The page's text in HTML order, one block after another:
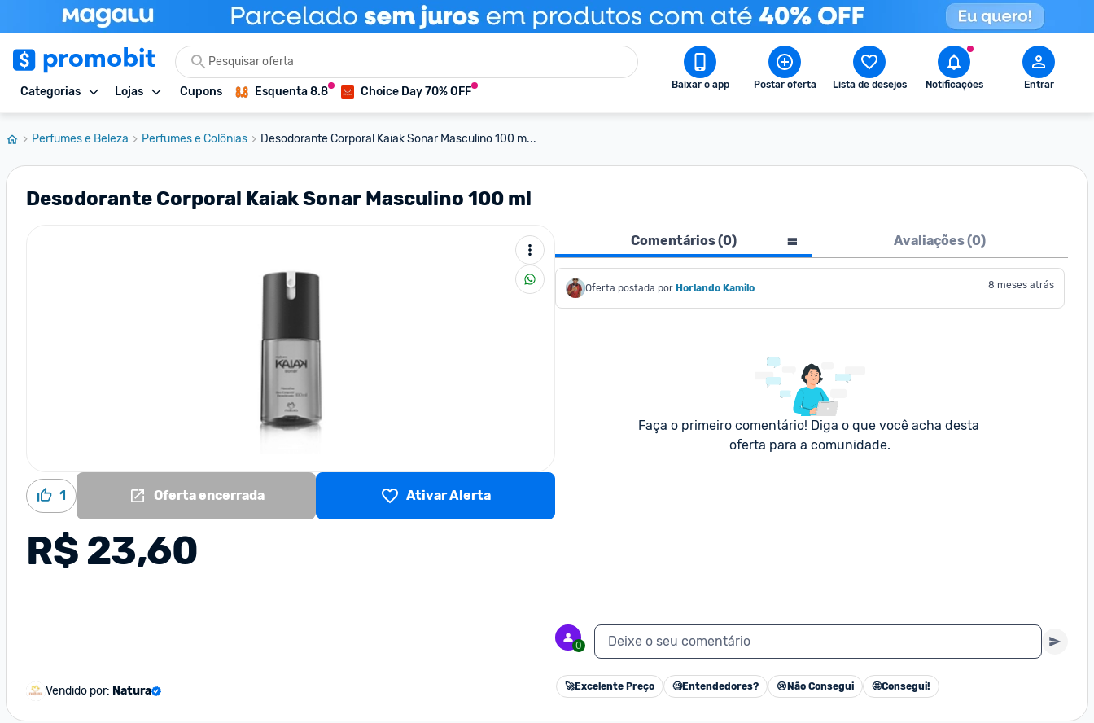
Categorias Lojas Cupons Esquenta 8.8 Choice Day 70% OFF Baixar o app Postar oferta Lista de desejos Notificações Entrar
Perfumes e Beleza Perfumes e Colônias Desodorante Corporal Kaiak Sonar Masculino 100 m...
Desodorante Corporal Kaiak Sonar Masculino 100 ml
1 Oferta encerrada Ativar Alerta
R$ 23,60
Vendido por: Natura
Comentários (0) Avaliações (0)
Oferta postada por Horlando Kamilo 8 meses atrás
Faça o primeiro comentário! Diga o que você acha desta
oferta para a comunidade.
0 Deixe o seu comentário
🚀Excelente Preço 🧐Entendedores? 😢 Não Consegui 🤩Consegui!